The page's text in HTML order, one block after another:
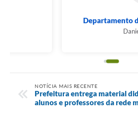
Departamento de
Daniel Baena -
NOTÍCIA MAIS RECENTE
Prefeitura entrega material
alunos e professores da rede